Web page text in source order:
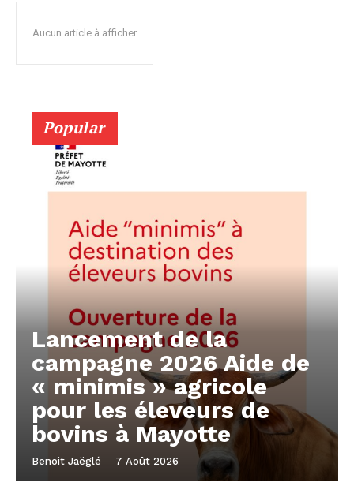
Aucun article à afficher
Popular
Lancement de la
campagne 2026 Aide de
« minimis » agricole
pour les éleveurs de
bovins à Mayotte
Benoit Jaëglé - 7 Août 2026